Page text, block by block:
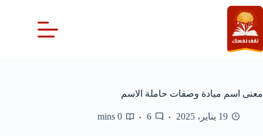
التجاوز
إلى
المحتوى
معنى اسم ميادة وصفات حاملة الاسم
19 يناير، 2025 6
0 mins